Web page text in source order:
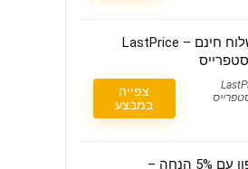
משלוח חינם – LastPrice
צפייה
במבצע
קופון עם 5% הנחה –